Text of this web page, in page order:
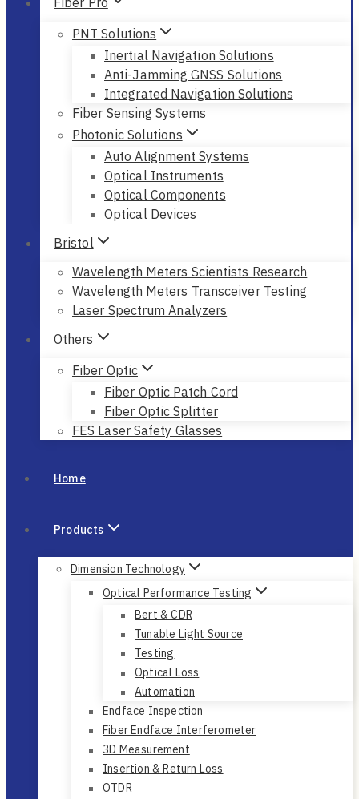
High-Speed Multipoint Fiber Optic
Sensing
Terahertz Gauging and Imaging
GouMax Technology
Fiber Pro
PNT Solutions
Inertial Navigation Solutions
Anti-Jamming GNSS Solutions
Integrated Navigation Solutions
Fiber Sensing Systems
Photonic Solutions
Optical Components
Optical Devices
Bristol
Wavelength Meters Transceiver Testing
Others
Fiber Optic
Fiber Optic Patch Cord
Fiber Optic Splitter
FES Laser Safety Glasses
Products